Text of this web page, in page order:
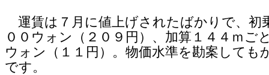
運賃は７月に値上げされたばかりで、初
００ウォン（２０９円）、加算１４４ｍご
ウォン（１１円）。物価水準を勘案しても
です。